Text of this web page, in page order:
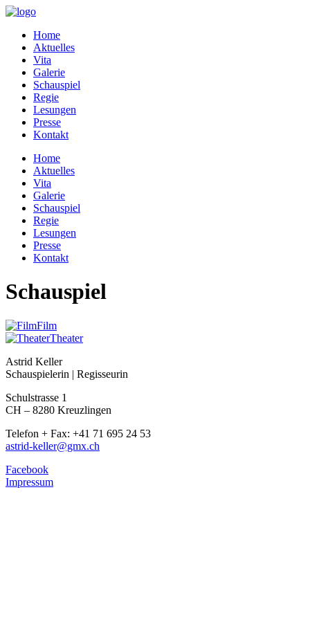
Home
Aktuelles
Vita
Galerie
Schauspiel
Regie
Lesungen
Presse
Kontakt
Home
Aktuelles
Vita
Galerie
Schauspiel
Regie
Lesungen
Presse
Kontakt
Schauspiel
Film
Theater
Astrid Keller
Schauspielerin | Regisseurin
Schulstrasse 1
CH – 8280 Kreuzlingen
Telefon + Fax: +41 71 695 24 53
astrid-keller@gmx.ch
Facebook
Impressum